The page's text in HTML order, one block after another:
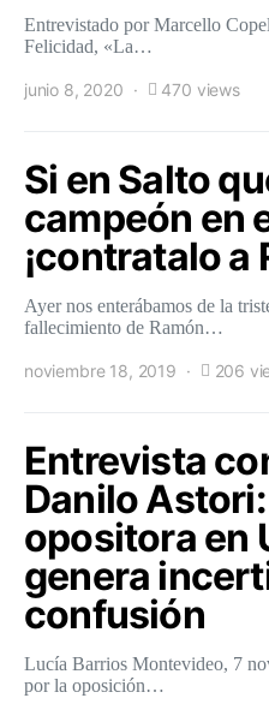
Entrevistado por Marcello
Felicidad, «La…
junio 8, 2020 470 views
Si en Salto
campeón en
¡contratalo a
Ayer nos enterábamos de la
fallecimiento de Ramón…
noviembre 18, 2019 206
Entrevista
Danilo
opositora en
genera
confusión
Lucía Barrios Montevideo, 7
por la oposición…